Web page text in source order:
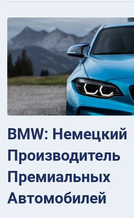
BMW: Немецкий
Производитель
Премиальных
Автомобилей